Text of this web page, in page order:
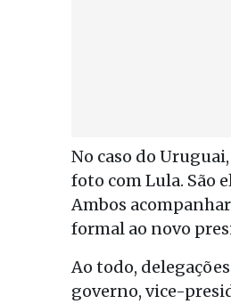
No caso do
foto com Lula. São
Ambos
formal ao novo
Ao todo,
governo, vice-